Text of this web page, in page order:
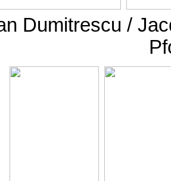
Dumitrescu /